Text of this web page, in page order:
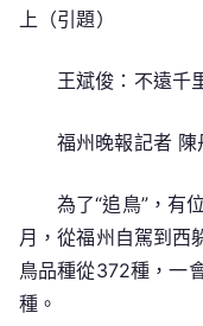
遠
里
專
包
網
上（引題）
王斌俊：不遠千
福州晚報記者 陳
為了“追鳥”，有
月，從福州自駕到西
鳥品種從372種，一
種。